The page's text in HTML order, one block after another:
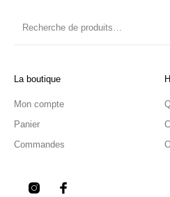
La boutique
Mon compte
Panier
Commandes